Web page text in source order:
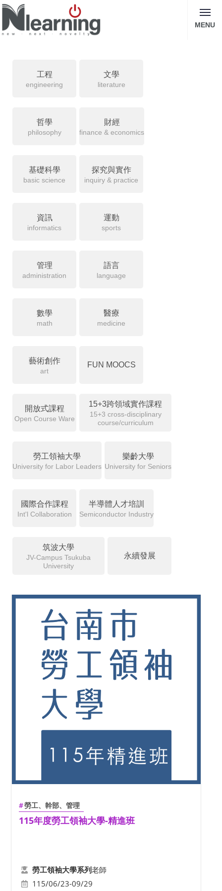
MENU
工程
engineering
文學
literature
哲學
philosophy
財經
finance & economics
基礎科學
basic science
探究與實作
inquiry & practice
資訊
informatics
運動
sports
管理
administration
語言
language
數學
math
醫療
medicine
藝術創作
art
FUN MOOCS
開放式課程
Open Course Ware
15+3跨領域實作課程
15+3 cross-disciplinary
course/curriculum
勞工領袖大學
University for Labor Leaders
樂齡大學
University for Seniors
國際合作課程
Int'l Collaboration
半導體人才培訓
Semiconductor Industry
筑波大學
JV-Campus Tsukuba
University
永續發展
勞工、幹部、管理
115年度勞工領袖大學-精進班
勞工領袖大學系列老師
115/06/23-09/29